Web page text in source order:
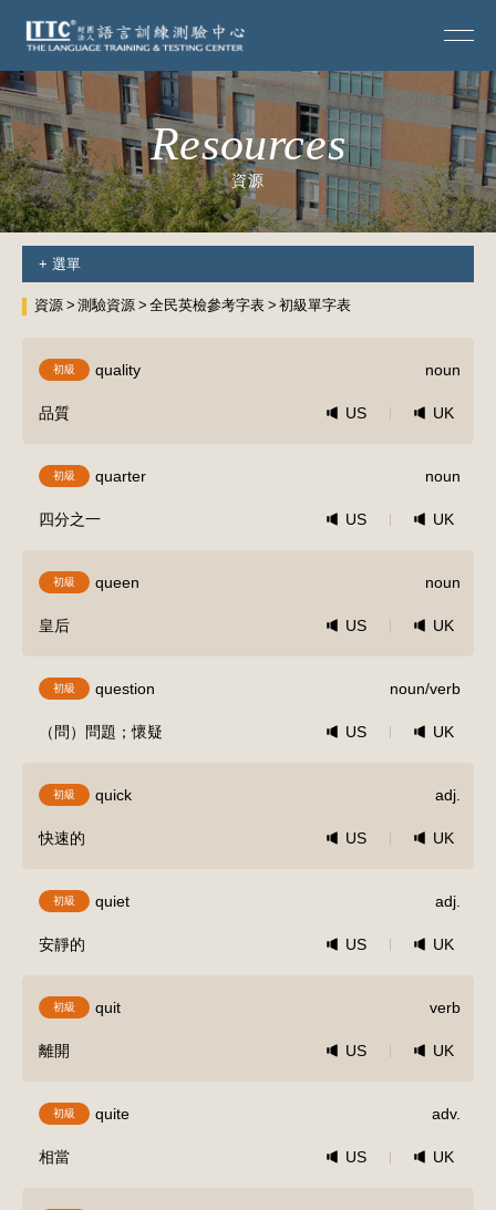
Resources
資源
+ 選單
資源 測驗資源 全民英檢參考字表 初級單字表
初級 quality noun
品質 US UK
初級 quarter noun
四分之一 US UK
初級 queen noun
皇后 US UK
初級 question noun/verb
（問）問題；懷疑 US UK
初級 quick adj.
快速的 US UK
初級 quiet adj.
安靜的 US UK
初級 quit verb
離開 US UK
初級 quite adv.
相當 US UK